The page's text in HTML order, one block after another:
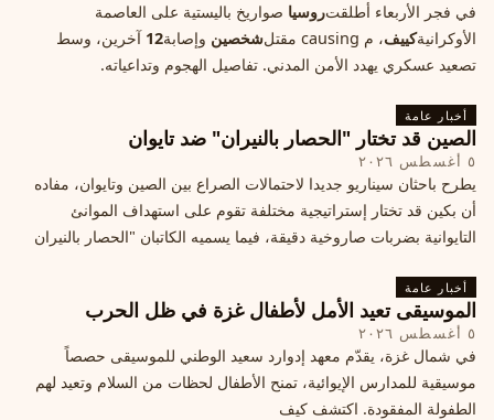
في فجر الأربعاء أطلقتروسيا صواريخ باليستية على العاصمة
الأوكرانيةكييف، م causing مقتل شخصين وإصابة12 آخرين، وسط
تصعيد عسكري يهدد الأمن المدني. تفاصيل الهجوم وتداعياته.
أخبار عامة
الصين قد تختار "الحصار بالنيران" ضد تايوان
٥ أغسطس ٢٠٢٦
يطرح باحثان سيناريو جديدا لاحتمالات الصراع بين الصين وتايوان، مفاده
أن بكين قد تختار إستراتيجية مختلفة تقوم على استهداف الموانئ
التايوانية بضربات صاروخية دقيقة، فيما يسميه الكاتبان "الحصار بالنيران
أخبار عامة
الموسيقى تعيد الأمل لأطفال غزة في ظل الحرب
٥ أغسطس ٢٠٢٦
في شمال غزة، يقدّم معهد إدوارد سعيد الوطني للموسيقى حصصاً
موسيقية للمدارس الإيوائية، تمنح الأطفال لحظات من السلام وتعيد لهم
الطفولة المفقودة. اكتشف كيف